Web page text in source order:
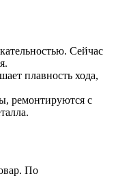
Сейчас
плавность хода,
ремонтируются с
По